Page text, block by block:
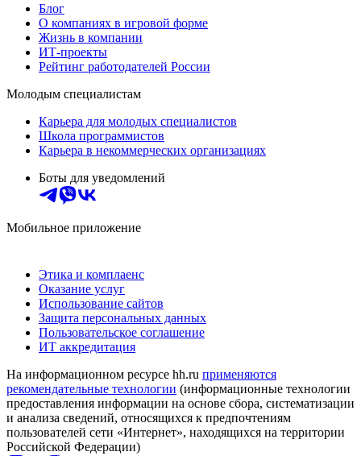
Блог
О компаниях в игровой форме
Жизнь в компании
ИТ-проекты
Рейтинг работодателей России
Молодым специалистам
Карьера для молодых специалистов
Школа программистов
Карьера в некоммерческих организациях
Боты для уведомлений
Мобильное приложение
Этика и комплаенс
Оказание услуг
Использование сайтов
Защита персональных данных
Пользовательское соглашение
ИТ аккредитация
На информационном ресурсе hh.ru применяются
рекомендательные технологии (информационные технологии
предоставления информации на основе сбора, систематизации
и анализа сведений, относящихся к предпочтениям
пользователей сети «Интернет», находящихся на территории
Российской Федерации)